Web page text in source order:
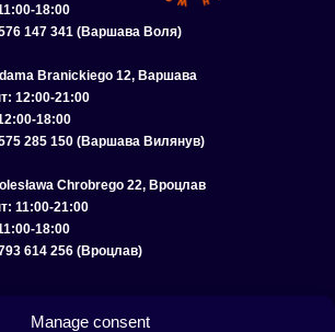
Manage consent
18:00
147 341 (Варшава Воля)
Branickiego 12, Варшава
12:00-21:00
18:00
285 150 (Варшава Вилянув)
Chrobrego 22, Вроцлав
11:00-21:00
18:00
614 256 (Вроцлав)